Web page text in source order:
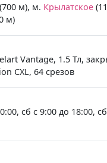
(700 м), м. Крылатское
м)
Vantage, 1.5 Тл,
CXL, 64 срезов
сб с 9:00 до 18:00,